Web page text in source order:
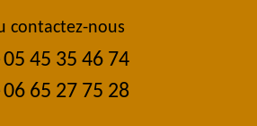
contactez-nous
05 45 35 46 74
06 65 27 75 28